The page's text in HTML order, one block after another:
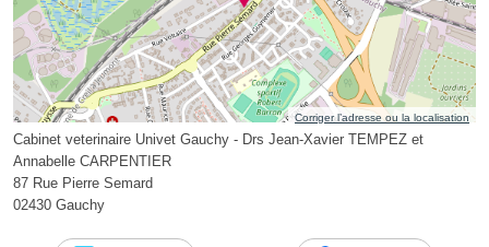
Corriger l’adresse ou la localisation
Cabinet veterinaire Univet Gauchy - Drs Jean-Xavier TEMPEZ et
Annabelle CARPENTIER
87 Rue Pierre Semard
02430 Gauchy